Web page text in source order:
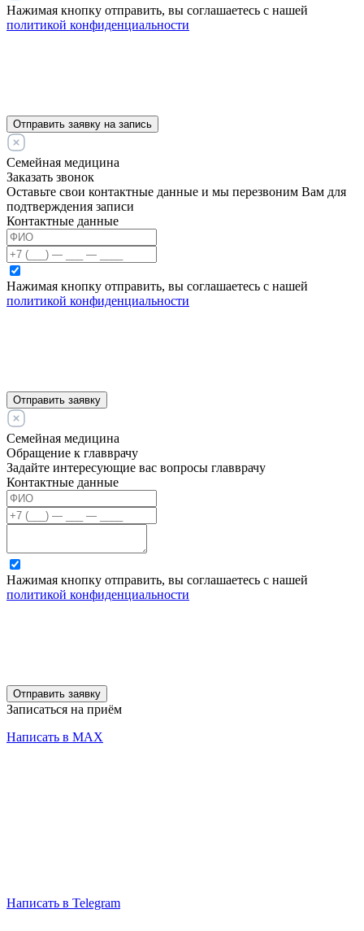
Нажимая кнопку отправить, вы соглашаетесь с нашей
политикой конфиденциальности
Отправить заявку на запись
Семейная медицина
Заказать звонок
Оставьте свои контактные данные и мы перезвоним Вам для
подтверждения записи
Контактные данные
Нажимая кнопку отправить, вы соглашаетесь с нашей
политикой конфиденциальности
Отправить заявку
Семейная медицина
Обращение к главврачу
Задайте интересующие вас вопросы главврачу
Контактные данные
Нажимая кнопку отправить, вы соглашаетесь с нашей
политикой конфиденциальности
Отправить заявку
Записаться на приём
Написать в MAX
Написать в Telegram